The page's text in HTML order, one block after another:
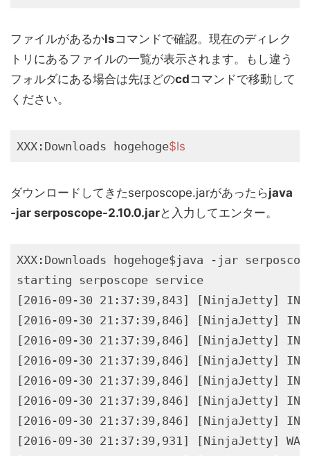
ファイルがあるかlsコマンドで確認。現在のディレク
トリにあるファイルの一覧が表示されます。もし違う
フォルダにある場合は先ほどのcdコマンドで移動して
ください。
XXX:Downloads hogehoge$ls
ダウンロードしてきたserposcope.jarがあったらjava
-jar serposcope-2.10.0.jarと入力してエンター。
XXX:Downloads hogehoge$java -jar
starting serposcope service
[2016-09-30 21:37:39,843] [NinjaJetty]
[2016-09-30 21:37:39,846] [NinjaJetty]
[2016-09-30 21:37:39,846] [NinjaJetty]
[2016-09-30 21:37:39,846] [NinjaJetty]
[2016-09-30 21:37:39,846] [NinjaJetty]
[2016-09-30 21:37:39,846] [NinjaJetty]
[2016-09-30 21:37:39,846] [NinjaJetty]
[2016-09-30 21:37:39,931] [NinjaJetty]